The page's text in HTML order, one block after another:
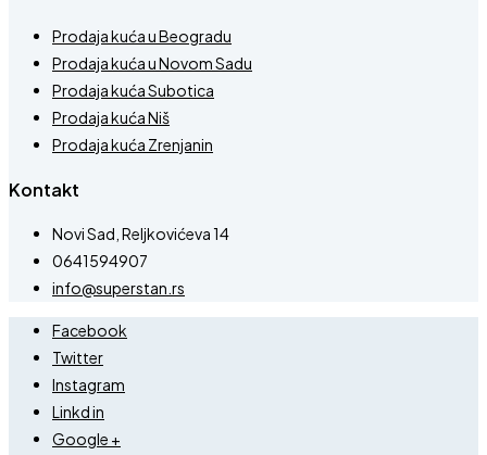
Prodaja kuća u Beogradu
Prodaja kuća u Novom Sadu
Prodaja kuća Subotica
Prodaja kuća Niš
Prodaja kuća Zrenjanin
Kontakt
Novi Sad, Reljkovićeva 14
0641594907
info@superstan.rs
Facebook
Twitter
Instagram
Linkd in
Google +